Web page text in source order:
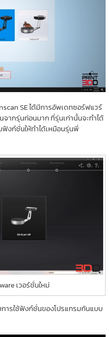
SE ได้มีการอัพเดทซอร์ฟแวร์
ากรุ่นก่อนมาก ที่รุ่นเก่านั้นจะทำได้
งก์ชั่นให้ทำได้เหมือนรุ่นพี่
เวอร์ชั่นใหม่
ารใช้ฟังก์ชั่นของโปรแกรมกันแบบ